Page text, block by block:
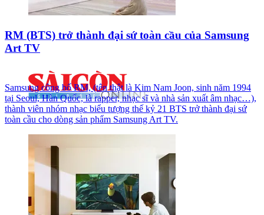
RM (BTS) trở thành đại sứ toàn cầu của Samsung
Art TV
Samsung công bố RM, (tên thật là Kim Nam Joon, sinh năm 1994
tại Seoul, Hàn Quốc, là rapper, nhạc sĩ và nhà sản xuất âm nhạc…),
thành viên nhóm nhạc biểu tượng thế kỷ 21 BTS trở thành đại sứ
toàn cầu cho dòng sản phẩm Samsung Art TV.